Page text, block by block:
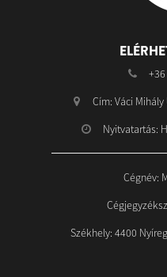
Cím: Váci
Nyitvatartás:
Cégnév:
Székhely: 4400